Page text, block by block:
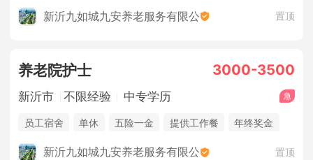
休假制度
新沂九如城九安养老服务有限公 置顶
养老院护士 3000-3500
新沂市 不限经验 中专学历
员工宿舍 单休 五险一金 提供工作餐
年终奖金
法定节假日
新沂九如城九安养老服务有限公 置顶